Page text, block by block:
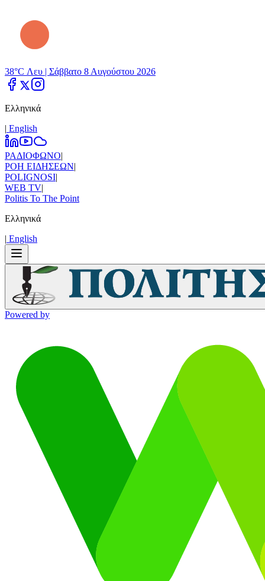
38°C Λευ | Σάββατο 8 Αυγούστου 2026
Ελληνικά
| Εnglish
ΡΑΔΙΟΦΩΝΟ|
ΡΟΗ ΕΙΔΗΣΕΩΝ|
POLIGNOSI|
WEB TV|
Politis To The Point
Ελληνικά
| Εnglish
Powered by